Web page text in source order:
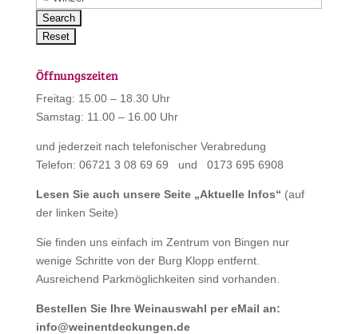
Öffnungszeiten
Freitag: 15.00 – 18.30 Uhr
Samstag: 11.00 – 16.00 Uhr
und jederzeit nach telefonischer Verabredung
Telefon: 06721 3 08 69 69 und 0173 695 6908
Lesen Sie auch unsere Seite „Aktuelle Infos“ (auf
der linken Seite)
Sie finden uns einfach im Zentrum von Bingen nur
wenige Schritte von der Burg Klopp entfernt.
Ausreichend Parkmöglichkeiten sind vorhanden.
Bestellen Sie Ihre Weinauswahl per eMail an:
info@weinentdeckungen.de